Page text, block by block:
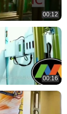
00:12
00:16